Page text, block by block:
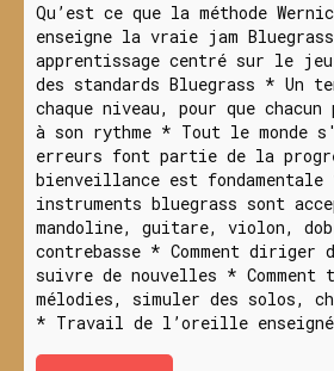
Qu’est ce que la méthode
enseigne la vraie jam
apprentissage centré sur le
des standards Bluegrass * Un
chaque niveau, pour que
à son rythme * Tout le monde
erreurs font partie de la
bienveillance est
instruments bluegrass sont
mandoline, guitare, violon,
contrebasse * Comment diriger
suivre de nouvelles * Comment
mélodies, simuler des solos,
* Travail de l’oreille